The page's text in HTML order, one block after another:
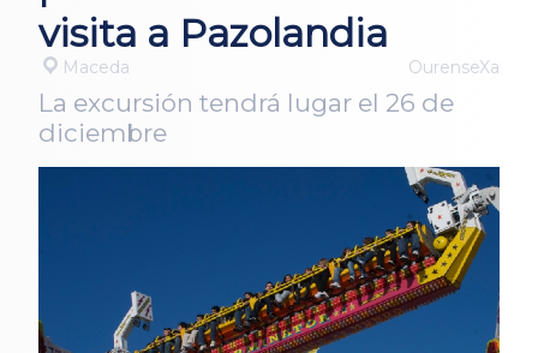
visita a Pazolandia
Maceda OurenseXa
La excursión tendrá lugar el 26 de
diciembre